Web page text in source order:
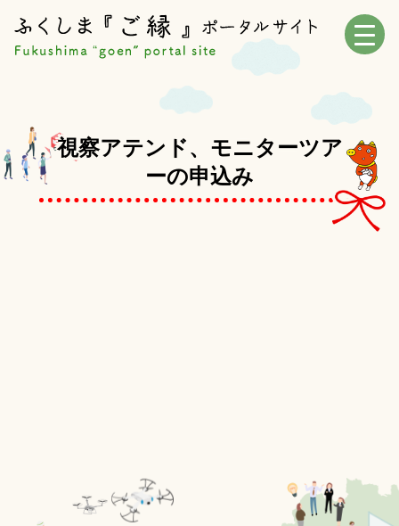
視察アテンド、モニターツア
ーの申込み